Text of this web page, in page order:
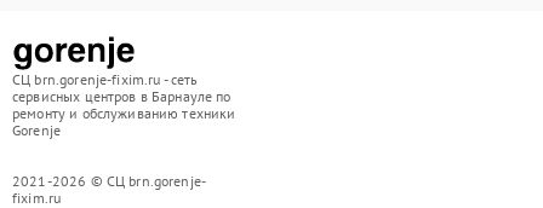
СЦ brn.gorenje-fixim.ru - сеть
сервисных центров в Барнауле по
ремонту и обслуживанию техники
Gorenje
2021-2026 © СЦ brn.gorenje-
fixim.ru